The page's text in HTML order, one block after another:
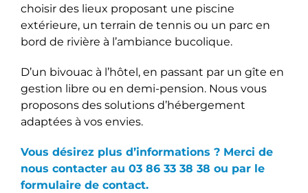
choisir des lieux proposant une piscine
extérieure, un terrain de tennis ou un parc en
bord de rivière à l’ambiance bucolique.
D’un bivouac à l’hôtel, en passant par un gîte en
gestion libre ou en demi-pension. Nous vous
proposons des solutions d’hébergement
adaptées à vos envies.
Vous désirez plus d’informations ? Merci de
nous contacter au 03 86 33 38 38 ou par le
formulaire de contact.